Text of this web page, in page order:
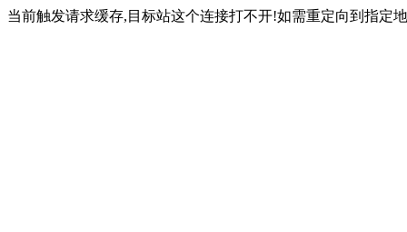
当前触发请求缓存,目标站这个连接打不开!如需重定向到指定